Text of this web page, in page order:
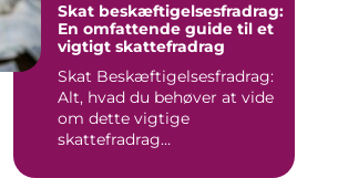
Skat beskæftigelsesfradrag:
En omfattende guide til et
vigtigt skattefradrag
Skat Beskæftigelsesfradrag:
Alt, hvad du behøver at vide
om dette vigtige
skattefradrag